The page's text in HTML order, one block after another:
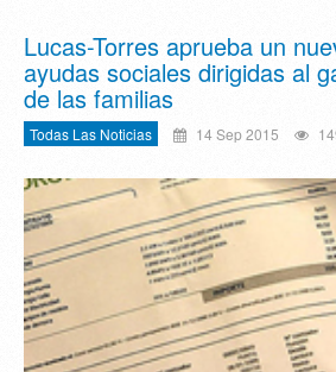
Lucas-Torres aprueba un
ayudas sociales dirigidas al
de las familias
Todas Las Noticias 14 Sep 2015